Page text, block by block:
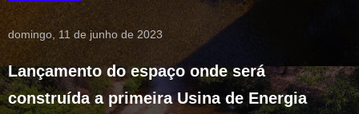
domingo, 11 de junho de 2023
Lançamento do espaço onde será
construída a primeira Usina de Energia